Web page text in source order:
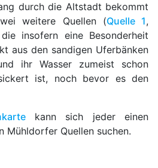
durch die Altstadt bekommt
weitere Quellen (Quelle 1,
insofern eine Besonderheit
aus den sandigen Uferbänken
ihr Wasser zumeist schon
ist, noch bevor es den
kann sich jeder einen
Mühldorfer Quellen suchen.